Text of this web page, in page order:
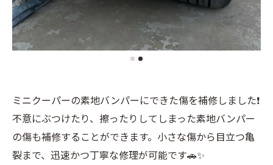
ミニクーパーの素地バンパーにできた傷を補修しました❗️
不意にぶつけたり、擦ったりしてしまった素地バンパー
の傷も補修することができます。小さな傷から目立つ亀
裂まで、迅速かつ丁寧な修理が可能です🚗✨